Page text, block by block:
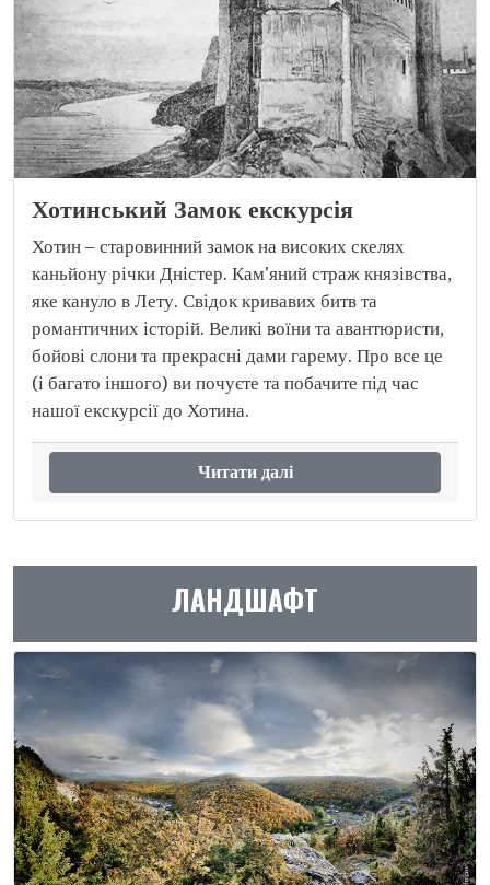
Хотинський Замок екскурсія
Хотин – старовинний замок на високих скелях
каньйону річки Дністер. Кам'яний страж князівства,
яке кануло в Лету. Свідок кривавих битв та
романтичних історій. Великі воїни та авантюристи,
бойові слони та прекрасні дами гарему. Про все це
(і багато іншого) ви почуєте та побачите під час
нашої екскурсії до Хотина.
Читати далі
ЛАНДШАФТ